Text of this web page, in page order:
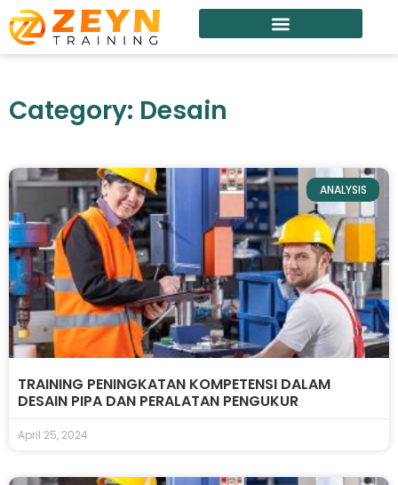
Category: Desain
ANALYSIS
TRAINING PENINGKATAN KOMPETENSI DALAM
DESAIN PIPA DAN PERALATAN PENGUKUR
April 25, 2024